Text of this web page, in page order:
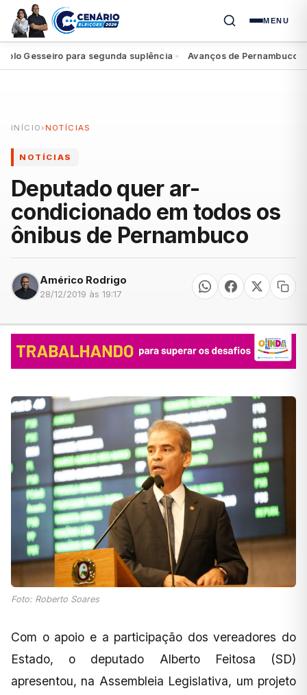
MENU
Gesseiro para segunda suplência● Avanços de Pernambuco
INÍCIO › NOTÍCIAS
NOTÍCIAS
Deputado quer ar-
condicionado em todos os
ônibus de Pernambuco
Américo Rodrigo
28/12/2019 às 19:17
Foto: Roberto Soares
Com o apoio e a participação dos vereadores do
Estado, o deputado Alberto Feitosa (SD)
apresentou, na Assembleia Legislativa, um projeto